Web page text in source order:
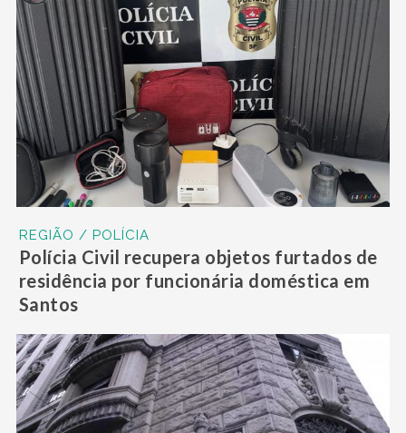
REGIÃO / POLÍCIA
Polícia Civil recupera objetos furtados de
residência por funcionária doméstica em
Santos